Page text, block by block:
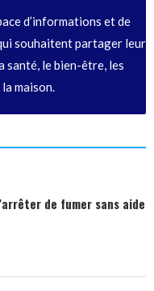
d’informations et de
souhaitent partager leur
santé, le bien-être, les
maison.
de fumer sans aide